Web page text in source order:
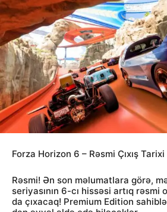
Forza Horizon 6 – Rəsmi Çıxış
Rəsmi! Ən son məlumatlara görə,
seriyasının 6-cı hissəsi artıq
da çıxacaq! Premium Edition